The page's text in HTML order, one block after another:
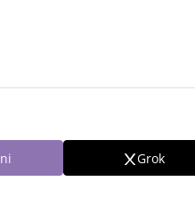
Grok